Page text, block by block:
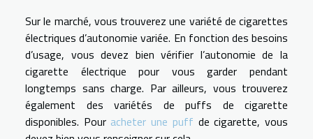
Sur le marché, vous trouverez une variété de cigarettes
électriques d’autonomie variée. En fonction des besoins
d’usage, vous devez bien vérifier l’autonomie de la
cigarette électrique pour vous garder pendant
longtemps sans charge. Par ailleurs, vous trouverez
également des variétés de puffs de cigarette
disponibles. Pour acheter une puff de cigarette, vous